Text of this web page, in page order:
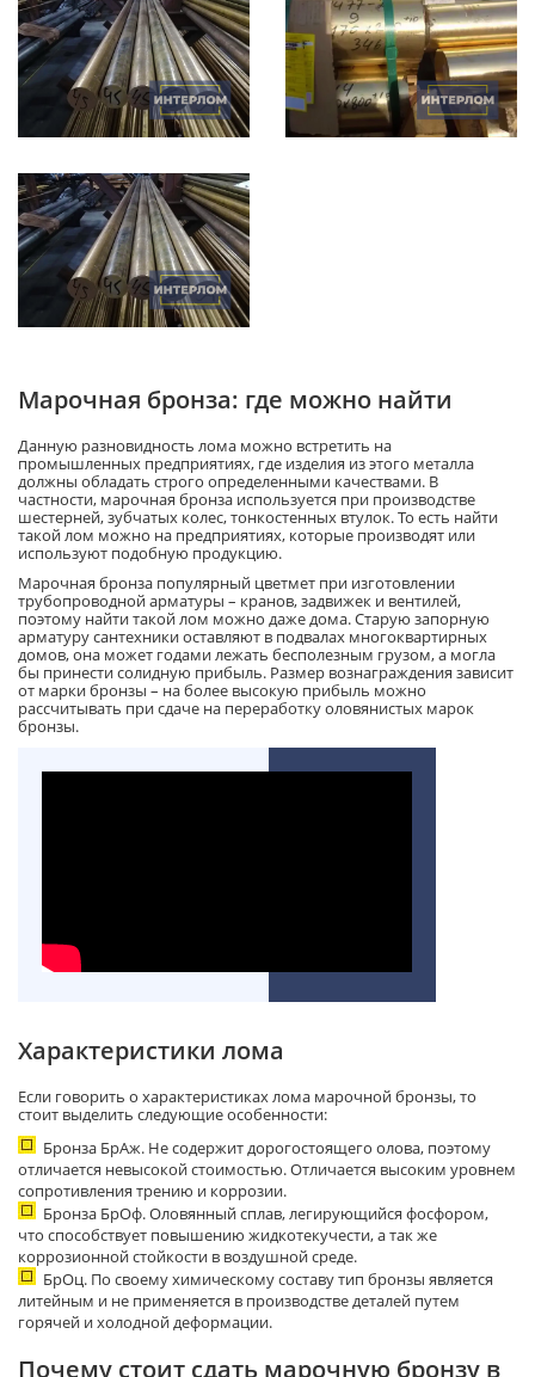
Марочная бронза: где можно найти
Данную разновидность лома можно встретить на
промышленных предприятиях, где изделия из этого металла
должны обладать строго определенными качествами. В
частности, марочная бронза используется при производстве
шестерней, зубчатых колес, тонкостенных втулок. То есть найти
такой лом можно на предприятиях, которые производят или
используют подобную продукцию.
Марочная бронза популярный цветмет при изготовлении
трубопроводной арматуры – кранов, задвижек и вентилей,
поэтому найти такой лом можно даже дома. Старую запорную
арматуру сантехники оставляют в подвалах многоквартирных
домов, она может годами лежать бесполезным грузом, а могла
бы принести солидную прибыль. Размер вознаграждения зависит
от марки бронзы – на более высокую прибыль можно
рассчитывать при сдаче на переработку оловянистых марок
бронзы.
Характеристики лома
Если говорить о характеристиках лома марочной бронзы, то
стоит выделить следующие особенности:
Бронза БрАж. Не содержит дорогостоящего олова, поэтому
отличается невысокой стоимостью. Отличается высоким уровнем
сопротивления трению и коррозии.
Бронза БрОф. Оловянный сплав, легирующийся фосфором,
что способствует повышению жидкотекучести, а так же
коррозионной стойкости в воздушной среде.
БрОц. По своему химическому составу тип бронзы является
литейным и не применяется в производстве деталей путем
горячей и холодной деформации.
Почему стоит сдать марочную бронзу в